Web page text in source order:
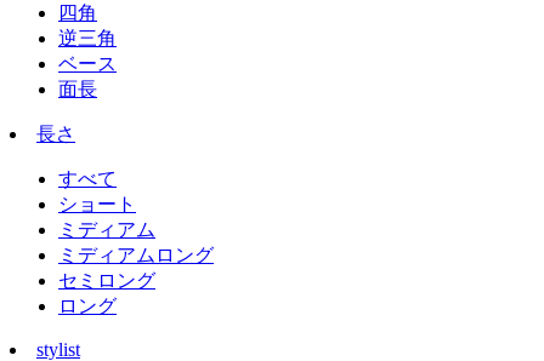
四角
逆三角
ベース
面長
長さ
すべて
ショート
ミディアム
ミディアムロング
セミロング
ロング
stylist